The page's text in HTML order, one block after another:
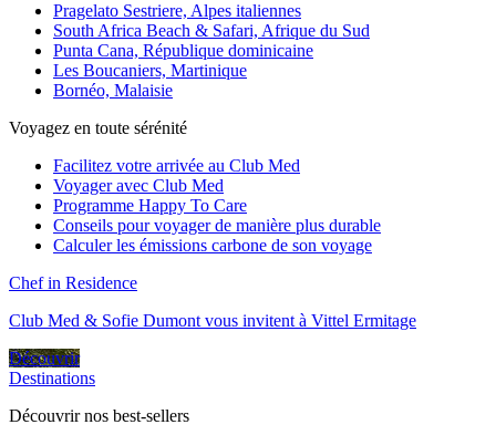
Pragelato Sestriere, Alpes italiennes
South Africa Beach & Safari, Afrique du Sud
Punta Cana, République dominicaine
Les Boucaniers, Martinique
Bornéo, Malaisie
Voyagez en toute sérénité
Facilitez votre arrivée au Club Med
Voyager avec Club Med
Programme Happy To Care
Conseils pour voyager de manière plus durable
Calculer les émissions carbone de son voyage
Chef in Residence
Club Med & Sofie Dumont vous invitent à Vittel Ermitage
Découvrir
Destinations
Découvrir nos best-sellers